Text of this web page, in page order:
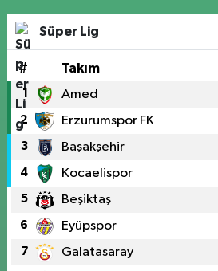
Süper Lig
# Takım
1 Amed
2 Erzurumspor FK
3 Başakşehir
4 Kocaelispor
5 Beşiktaş
6 Eyüpspor
7 Galatasaray